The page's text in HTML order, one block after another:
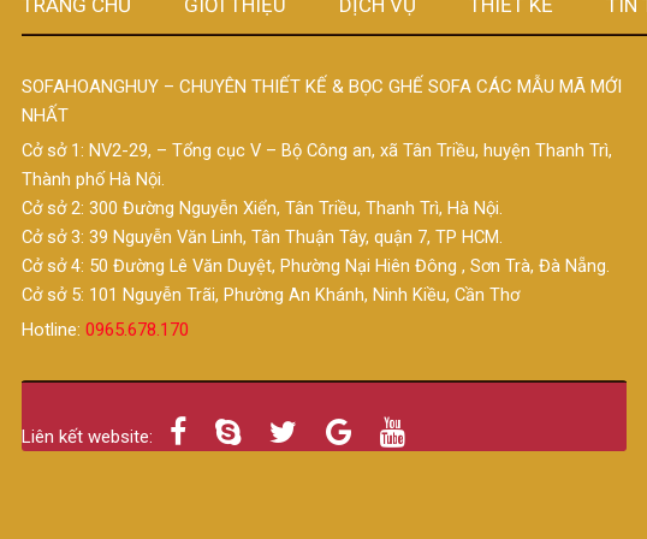
TRANG CHỦ GIỚI THIỆU DỊCH VỤ THIẾT KẾ TIN
SOFAHOANGHUY – CHUYÊN THIẾT KẾ & BỌC GHẾ SOFA CÁC MẪU MÃ MỚI
NHẤT
Cở sở 1: NV2-29, – Tổng cục V – Bộ Công an, xã Tân Triều, huyện Thanh Trì,
Thành phố Hà Nội.
Cở sở 2: 300 Đường Nguyễn Xiển, Tân Triều, Thanh Trì, Hà Nội.
Cở sở 3: 39 Nguyễn Văn Linh, Tân Thuận Tây, quận 7, TP HCM.
Cở sở 4: 50 Đường Lê Văn Duyệt, Phường Nại Hiên Đông , Sơn Trà, Đà Nẵng.
Cở sở 5: 101 Nguyễn Trãi, Phường An Khánh, Ninh Kiều, Cần Thơ
Hotline:0965.678.170
Liên kết website: